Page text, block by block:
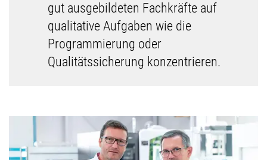
gut ausgebildeten Fachkräfte auf
qualitative Aufgaben wie die
Programmierung oder
Qualitätssicherung konzentrieren.